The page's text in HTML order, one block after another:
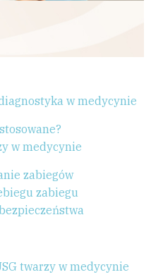
w medycynie
w medycynie
zabiegów
zabiegu
twarzy w medycynie